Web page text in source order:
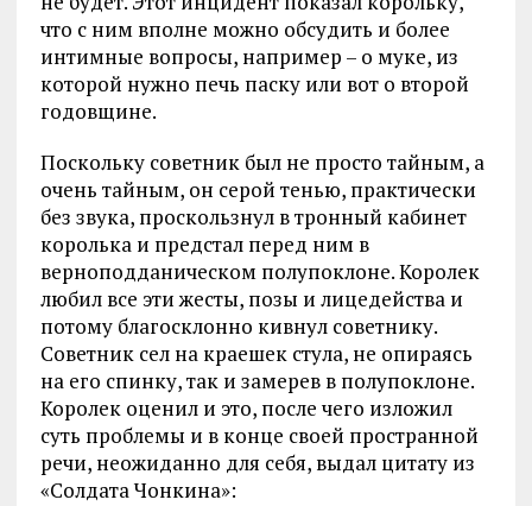
что с ним вполне можно обсудить и более
интимные вопросы, например – о муке, из
которой нужно печь паску или вот о второй
годовщине.
Поскольку советник был не просто тайным, а
очень тайным, он серой тенью, практически
без звука, проскользнул в тронный кабинет
королька и предстал перед ним в
верноподданическом полупоклоне. Королек
любил все эти жесты, позы и лицедейства и
потому благосклонно кивнул советнику.
Советник сел на краешек стула, не опираясь
на его спинку, так и замерев в полупоклоне.
Королек оценил и это, после чего изложил
суть проблемы и в конце своей пространной
речи, неожиданно для себя, выдал цитату из
«Солдата Чонкина»: